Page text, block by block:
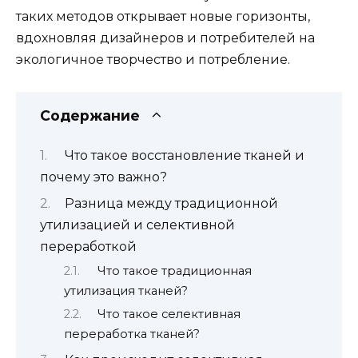
таких методов открывает новые горизонты,
вдохновляя дизайнеров и потребителей на
экологичное творчество и потребление.
Содержание
Что такое восстановление тканей и
почему это важно?
Разница между традиционной
утилизацией и селективной
переработкой
Что такое традиционная
утилизация тканей?
Что такое селективная
переработка тканей?